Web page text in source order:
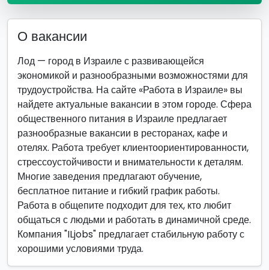
О вакансии
Лод — город в Израиле с развивающейся
экономикой и разнообразными возможностями для
трудоустройства. На сайте «Работа в Израиле» вы
найдете актуальные вакансии в этом городе. Сфера
общественного питания в Израиле предлагает
разнообразные вакансии в ресторанах, кафе и
отелях. Работа требует клиентоориентированности,
стрессоустойчивости и внимательности к деталям.
Многие заведения предлагают обучение,
бесплатное питание и гибкий график работы.
Работа в общепите подходит для тех, кто любит
общаться с людьми и работать в динамичной среде.
Компания "ILjobs" предлагает стабильную работу с
хорошими условиями труда.